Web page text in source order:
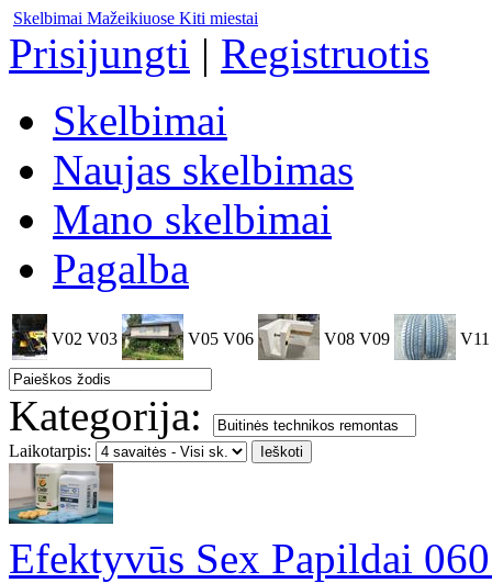
Skelbimai Mažeikiuose Kiti miestai
Prisijungti | Registruotis
Skelbimai
Naujas skelbimas
Mano skelbimai
Pagalba
V02 V03 V05 V06 V08 V09 V11
Kategorija:
Laikotarpis:
Efektyvūs Sex Papildai